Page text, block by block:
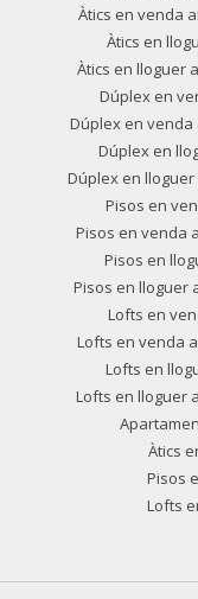
Àtics en venda
Àtics en
Àtics en lloguer
Dúplex en
Dúplex en
Dúplex en
Dúplex en
Pisos en
Pisos en venda
Pisos en
Pisos en lloguer
Lofts en
Lofts en venda
Lofts en
Lofts en lloguer
Àtics
Pisos
Lofts